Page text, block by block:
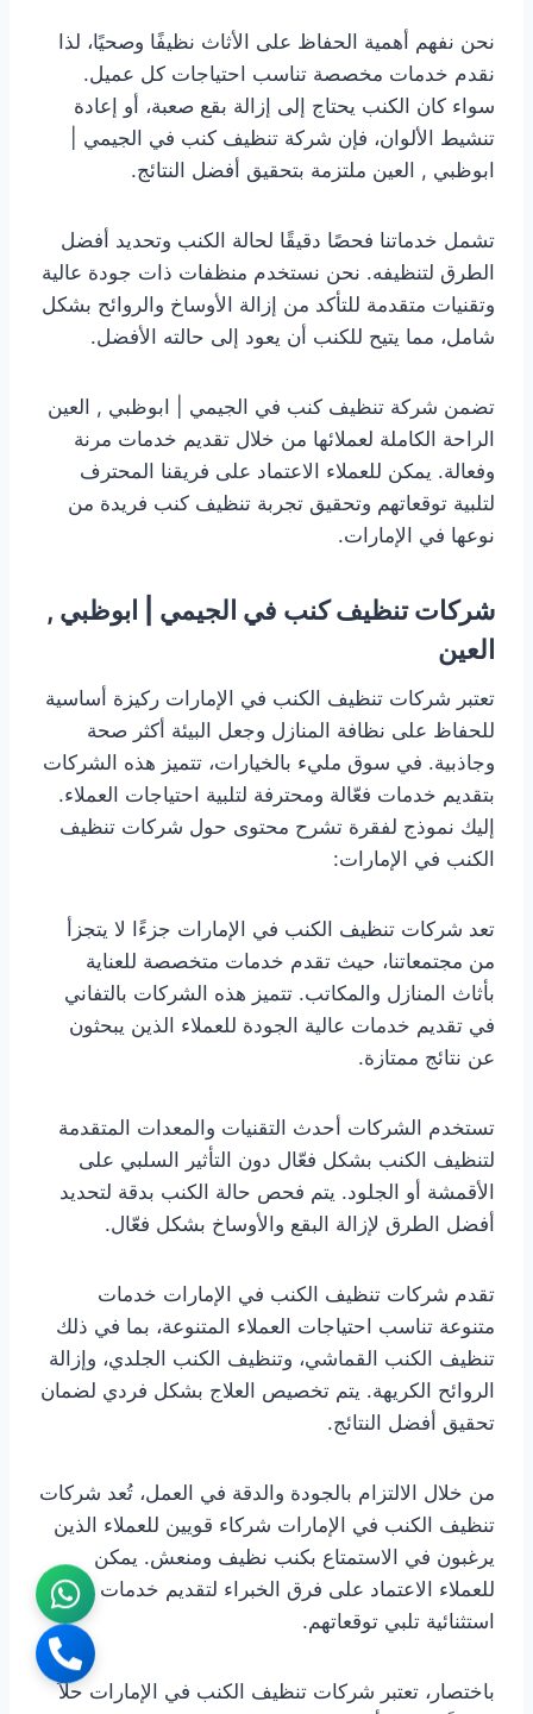
نحن نفهم أهمية الحفاظ على الأثاث نظيفًا وصحيًا، لذا
نقدم خدمات مخصصة تناسب احتياجات كل عميل.
سواء كان الكنب يحتاج إلى إزالة بقع صعبة، أو إعادة
تنشيط الألوان، فإن شركة تنظيف كنب في الجيمي |
ابوظبي , العين ملتزمة بتحقيق أفضل النتائج.
تشمل خدماتنا فحصًا دقيقًا لحالة الكنب وتحديد أفضل
الطرق لتنظيفه. نحن نستخدم منظفات ذات جودة عالية
وتقنيات متقدمة للتأكد من إزالة الأوساخ والروائح بشكل
شامل، مما يتيح للكنب أن يعود إلى حالته الأفضل.
تضمن شركة تنظيف كنب في الجيمي | ابوظبي , العين
الراحة الكاملة لعملائها من خلال تقديم خدمات مرنة
وفعالة. يمكن للعملاء الاعتماد على فريقنا المحترف
لتلبية توقعاتهم وتحقيق تجربة تنظيف كنب فريدة من
نوعها في الإمارات.
شركات تنظيف كنب في الجيمي | ابوظبي ,
العين
تعتبر شركات تنظيف الكنب في الإمارات ركيزة أساسية
للحفاظ على نظافة المنازل وجعل البيئة أكثر صحة
وجاذبية. في سوق مليء بالخيارات، تتميز هذه الشركات
بتقديم خدمات فعّالة ومحترفة لتلبية احتياجات العملاء.
إليك نموذج لفقرة تشرح محتوى حول شركات تنظيف
الكنب في الإمارات:
تعد شركات تنظيف الكنب في الإمارات جزءًا لا يتجزأ
من مجتمعاتنا، حيث تقدم خدمات متخصصة للعناية
بأثاث المنازل والمكاتب. تتميز هذه الشركات بالتفاني
في تقديم خدمات عالية الجودة للعملاء الذين يبحثون
عن نتائج ممتازة.
تستخدم الشركات أحدث التقنيات والمعدات المتقدمة
لتنظيف الكنب بشكل فعّال دون التأثير السلبي على
الأقمشة أو الجلود. يتم فحص حالة الكنب بدقة لتحديد
أفضل الطرق لإزالة البقع والأوساخ بشكل فعّال.
تقدم شركات تنظيف الكنب في الإمارات خدمات
متنوعة تناسب احتياجات العملاء المتنوعة، بما في ذلك
تنظيف الكنب القماشي، وتنظيف الكنب الجلدي، وإزالة
الروائح الكريهة. يتم تخصيص العلاج بشكل فردي لضمان
تحقيق أفضل النتائج.
من خلال الالتزام بالجودة والدقة في العمل، تُعد شركات
تنظيف الكنب في الإمارات شركاء قويين للعملاء الذين
يرغبون في الاستمتاع بكنب نظيف ومنعش. يمكن
للعملاء الاعتماد على فرق الخبراء لتقديم خدمات تنظيف
استثنائية تلبي توقعاتهم.
باختصار، تعتبر شركات تنظيف الكنب في الإمارات حلاً